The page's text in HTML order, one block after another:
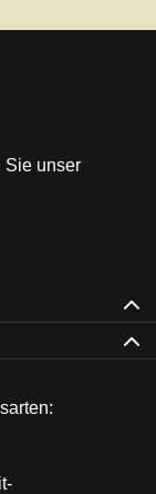
Sie unser
Tab (externer